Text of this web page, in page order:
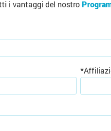
i vantaggi del nostro
*